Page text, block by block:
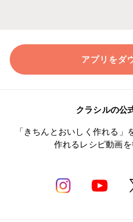
アプリをダ
クラシルの公
「きちんとおいしく作れる」
作れるレシピ動画を